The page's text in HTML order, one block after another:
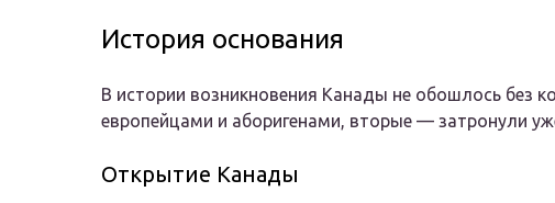
История основания
В истории возникновения Канады не обошлось без
европейцами и аборигенами, вторые — затронули
Открытие Канады